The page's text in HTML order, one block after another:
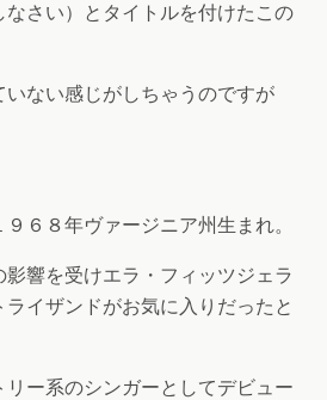
さい）とタイトルを付けたこの
ない感じがしちゃうのですが
６８年ヴァージニア州生まれ。
響を受けエラ・フィッツジェラ
イザンドがお気に入りだったと
ー系のシンガーとしてデビュー